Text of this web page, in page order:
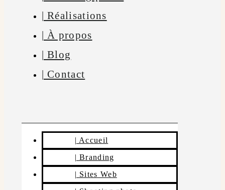
| Réalisations
| À propos
| Blog
| Contact
| Accueil
| Branding
| Sites Web